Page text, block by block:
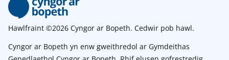
Hawlfraint ©2026 Cyngor ar Bopeth. Cedwir pob hawl.
Cyngor ar Bopeth yn enw gweithredol ar Gymdeithas